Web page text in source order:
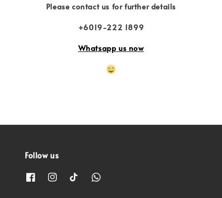
Please contact us for further details
+6019-222 1899
Whatsapp us now
Follow us